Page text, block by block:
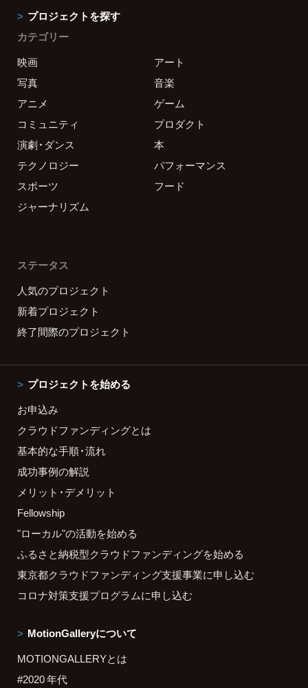
プロジェクトを探す
カテゴリー
映画
アート
写真
音楽
アニメ
ゲーム
コミュニティ
プロダクト
演劇・ダンス
本
テクノロジー
パフォーマンス
スポーツ
フード
ジャーナリズム
ステータス
人気のプロジェクト
新着プロジェクト
終了間際のプロジェクト
プロジェクトを始める
お申込み
クラウドファンディングとは
基本的な手順・流れ
成功事例の解説
メリット・デメリット
Fellowship
"ローカル"の活動を始める
ふるさと納税型クラウドファンディングを始める
東京都クラウドファンディング支援事業に申し込む
コロナ対策支援プログラムに申し込む
MotionGalleryについて
MOTIONGALLERYとは
#2020 年代